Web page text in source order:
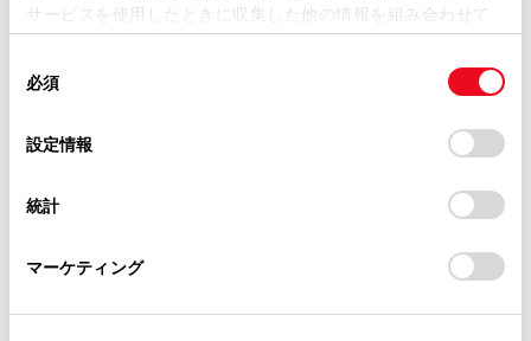
サービスを使用したときに収集した他の情報を組み合わせて
使用することがあります。当ウェブサイトの使用を続行する
デバイスにすべてのCookie(クッキー)が保存されることに同
意したことになります。Cookie(クッキー)のオプトアウト、
設定の変更、同意を撤回したりするにあたっては、当社の
「Cookie（クッキー）情報の取り扱いについて
」をご覧くだ
必須
設定情報
統計
マーケティング
電話
必須 メールアドレス